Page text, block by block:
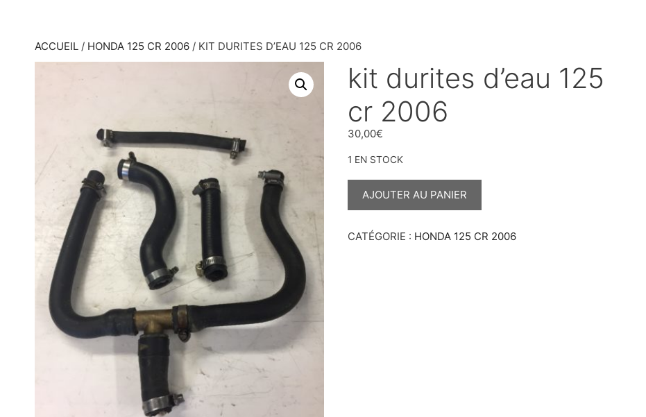
ACCUEIL / HONDA 125 CR 2006 / KIT DURITES D’EAU 125 CR 2006
kit durites d’eau 125
cr 2006
30,00€
1 EN STOCK
QUANTITÉ
125
AJOUTER AU PANIER
CATÉGORIE : HONDA 125 CR 2006